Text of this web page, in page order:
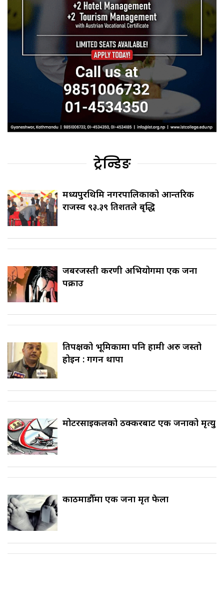
ट्रेन्डिङ
मध्यपुरथिमि नगरपालिकाको आन्तरिक
राजस्व ९३.३९ प्रतिशतले बृद्धि
जबरजस्ती करणी अभियोगमा एक जना
पक्राउ
प्रतिपक्षको भूमिकामा पनि हामी अरु जस्तो
होइन : गगन थापा
मोटरसाइकलको ठक्करबाट एक जनाको मृत्यु
काठमाडौँमा एक जना मृत फेला